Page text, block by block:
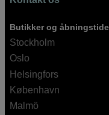
Butikker og
Stockholm
Oslo
Helsingfors
København
Malmö